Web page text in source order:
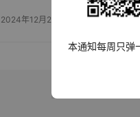
2024年12月20日
本通知每周只弹